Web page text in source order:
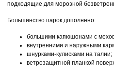
подходящие для морозной
Большинство парок дополнено:
большими капюшонами с
внутренними и наружными
шнурками-кулисками на талии;
ветрозащитной планкой